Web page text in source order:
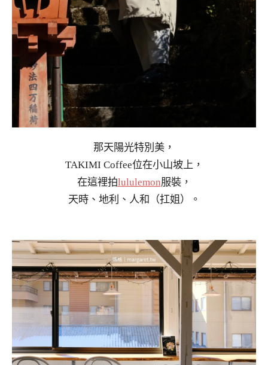
那天陽光特別美，
TAKIMI Coffee位在小山坡上，
在這裡拍lululemon服裝，
天時、地利、人和（扛姐）。